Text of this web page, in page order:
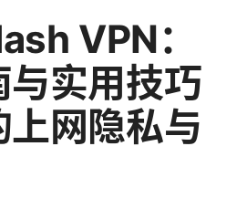
VPN：
与实用技巧
网隐私与